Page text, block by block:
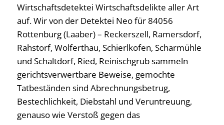
Wirtschaftsdetektei Wirtschaftsdelikte aller Art
auf. Wir von der Detektei Neo für 84056
Rottenburg (Laaber) – Reckerszell, Ramersdorf,
Rahstorf, Wolferthau, Schierlkofen, Scharmühle
und Schaltdorf, Ried, Reinischgrub sammeln
gerichtsverwertbare Beweise, gemochte
Tatbeständen sind Abrechnungsbetrug,
Bestechlichkeit, Diebstahl und Veruntreuung,
genauso wie Verstoß gegen das